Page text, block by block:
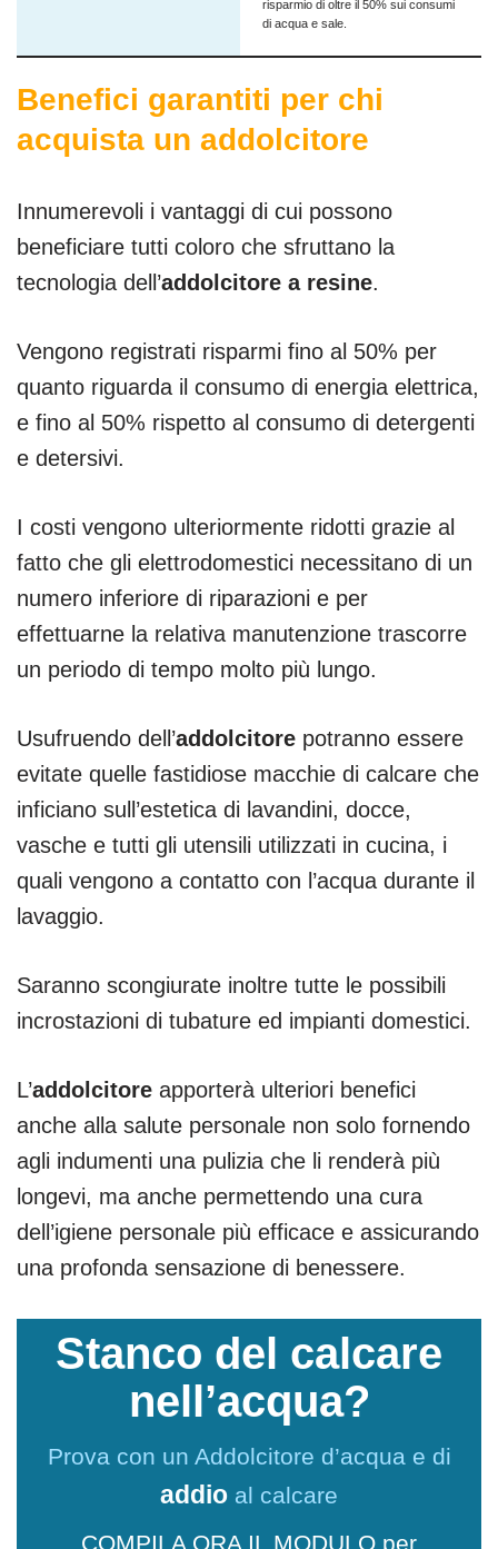
risparmio di oltre il 50% sui consumi
di acqua e sale.
Benefici garantiti per chi
acquista un addolcitore
Innumerevoli i vantaggi di cui possono
beneficiare tutti coloro che sfruttano la
tecnologia dell’addolcitore a resine.
Vengono registrati risparmi fino al 50% per
quanto riguarda il consumo di energia elettrica,
e fino al 50% rispetto al consumo di detergenti
e detersivi.
I costi vengono ulteriormente ridotti grazie al
fatto che gli elettrodomestici necessitano di un
numero inferiore di riparazioni e per
effettuarne la relativa manutenzione trascorre
un periodo di tempo molto più lungo.
Usufruendo dell’addolcitore potranno essere
evitate quelle fastidiose macchie di calcare che
inficiano sull’estetica di lavandini, docce,
vasche e tutti gli utensili utilizzati in cucina, i
quali vengono a contatto con l’acqua durante il
lavaggio.
Saranno scongiurate inoltre tutte le possibili
incrostazioni di tubature ed impianti domestici.
L’addolcitore apporterà ulteriori benefici
anche alla salute personale non solo fornendo
agli indumenti una pulizia che li renderà più
longevi, ma anche permettendo una cura
dell’igiene personale più efficace e assicurando
una profonda sensazione di benessere.
Stanco del calcare
nell’acqua?
Prova con un Addolcitore d’acqua e di
addio al calcare
COMPILA ORA IL MODULO per